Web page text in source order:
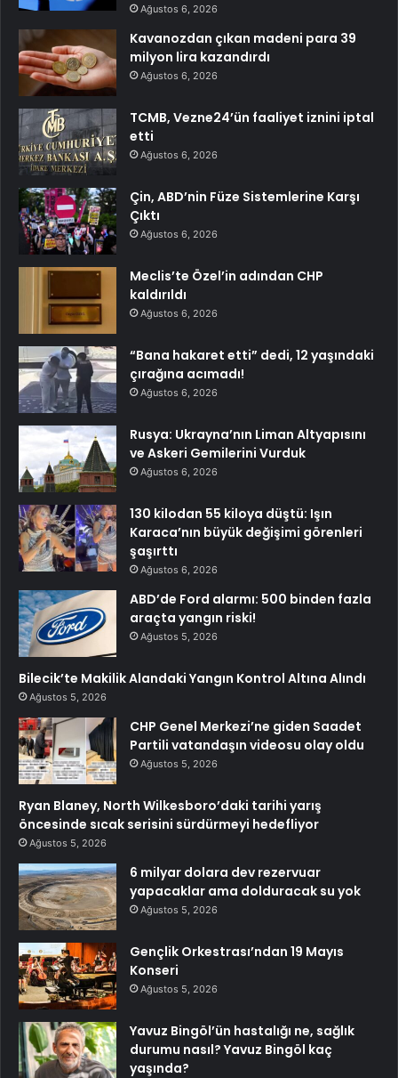
Ağustos 6, 2026
Kavanozdan çıkan madeni para 39
milyon lira kazandırdı
Ağustos 6, 2026
TCMB, Vezne24’ün faaliyet iznini iptal
etti
Ağustos 6, 2026
Çin, ABD’nin Füze Sistemlerine Karşı
Çıktı
Ağustos 6, 2026
Meclis’te Özel’in adından CHP
kaldırıldı
Ağustos 6, 2026
“Bana hakaret etti” dedi, 12 yaşındaki
çırağına acımadı!
Ağustos 6, 2026
Rusya: Ukrayna’nın Liman Altyapısını
ve Askeri Gemilerini Vurduk
Ağustos 6, 2026
130 kilodan 55 kiloya düştü: Işın
Karaca’nın büyük değişimi görenleri
şaşırttı
Ağustos 6, 2026
ABD’de Ford alarmı: 500 binden fazla
araçta yangın riski!
Ağustos 5, 2026
Bilecik’te Makilik Alandaki Yangın Kontrol Altına Alındı
Ağustos 5, 2026
CHP Genel Merkezi’ne giden Saadet
Partili vatandaşın videosu olay oldu
Ağustos 5, 2026
Ryan Blaney, North Wilkesboro’daki tarihi yarış
öncesinde sıcak serisini sürdürmeyi hedefliyor
Ağustos 5, 2026
6 milyar dolara dev rezervuar
yapacaklar ama dolduracak su yok
Ağustos 5, 2026
Gençlik Orkestrası’ndan 19 Mayıs
Konseri
Ağustos 5, 2026
Yavuz Bingöl’ün hastalığı ne, sağlık
durumu nasıl? Yavuz Bingöl kaç
yaşında?